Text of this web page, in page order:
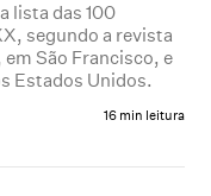
lista das 100
segundo a revista
São Francisco, e
Estados Unidos.
16 min leitura